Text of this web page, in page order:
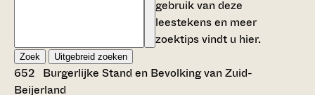
gebruik van deze
leestekens en meer
zoektips vindt u hier.
Zoek Uitgebreid zoeken
652 Burgerlijke Stand en Bevolking van Zuid-
Beijerland